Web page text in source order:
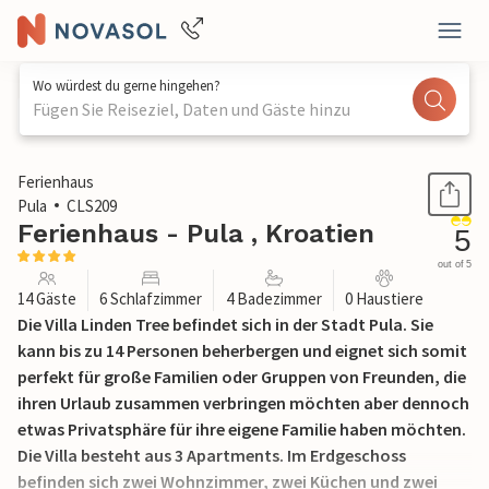
Wo würdest du gerne hingehen?
Fügen Sie Reiseziel, Daten und Gäste hinzu
1 / 61
Ferienhaus
Pula
CLS209
Ferienhaus - Pula , Kroatien 5
out of 5
14 Gäste 6 Schlafzimmer 4 Badezimmer 0 Haustiere
Die Villa Linden Tree befindet sich in der Stadt Pula. Sie
kann bis zu 14 Personen beherbergen und eignet sich somit
perfekt für große Familien oder Gruppen von Freunden, die
ihren Urlaub zusammen verbringen möchten aber dennoch
etwas Privatsphäre für ihre eigene Familie haben möchten.
Die Villa besteht aus 3 Apartments. Im Erdgeschoss
befinden sich zwei Wohnzimmer, zwei Küchen und zwei